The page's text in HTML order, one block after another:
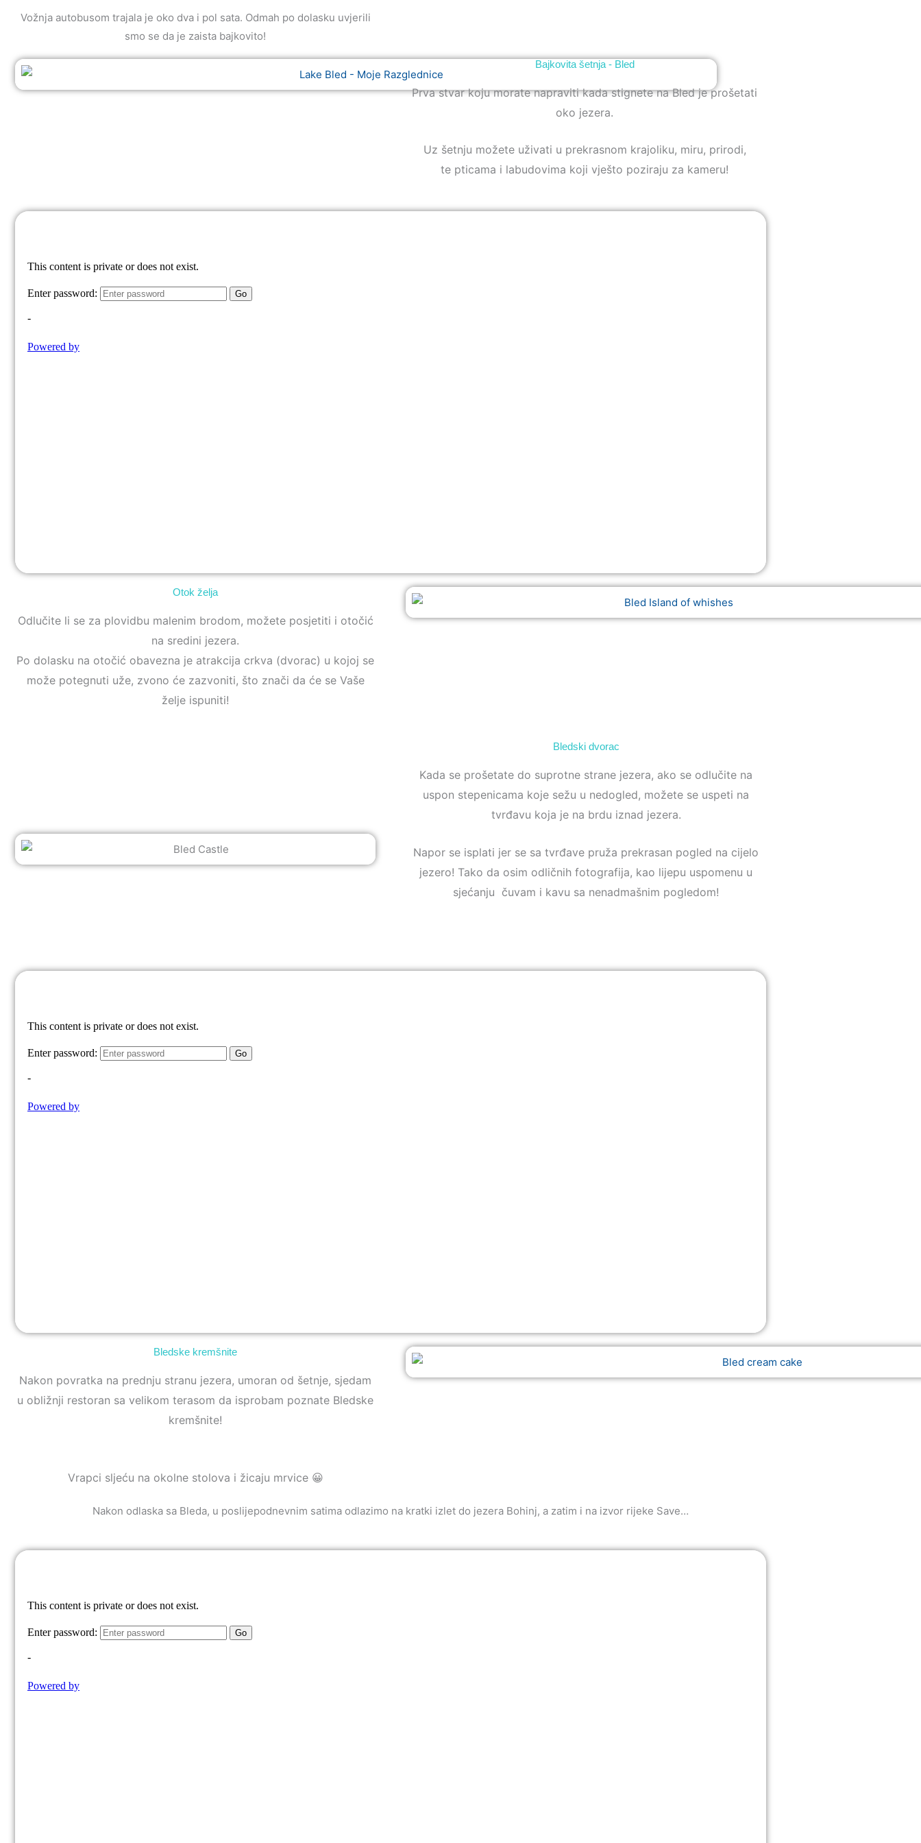
Vožnja autobusom trajala je oko dva i pol sata. Odmah po dolasku uvjerili
smo se da je zaista bajkovito!
Bajkovita šetnja - Bled
Prva stvar koju morate napraviti kada stignete na Bled je prošetati
oko jezera.
Uz šetnju možete uživati u prekrasnom krajoliku, miru, prirodi,
te pticama i labudovima koji vješto poziraju za kameru!
Otok želja
Odlučite li se za plovidbu malenim brodom, možete posjetiti i otočić
na sredini jezera.
Po dolasku na otočić obavezna je atrakcija crkva (dvorac) u kojoj se
može potegnuti uže, zvono će zazvoniti, što znači da će se Vaše
želje ispuniti!
Bledski dvorac
Kada se prošetate do suprotne strane jezera, ako se odlučite na
uspon stepenicama koje sežu u nedogled, možete se uspeti na
tvrđavu koja je na brdu iznad jezera.
Napor se isplati jer se sa tvrđave pruža prekrasan pogled na cijelo
jezero! Tako da osim odličnih fotografija, kao lijepu uspomenu u
sjećanju čuvam i kavu sa nenadmašnim pogledom!
Bledske kremšnite
Nakon povratka na prednju stranu jezera, umoran od šetnje, sjedam
u obližnji restoran sa velikom terasom da isprobam poznate Bledske
kremšnite!
Vrapci sljeću na okolne stolova i žicaju mrvice 😀
Nakon odlaska sa Bleda, u poslijepodnevnim satima odlazimo na kratki izlet do jezera Bohinj, a zatim i na izvor rijeke Save…